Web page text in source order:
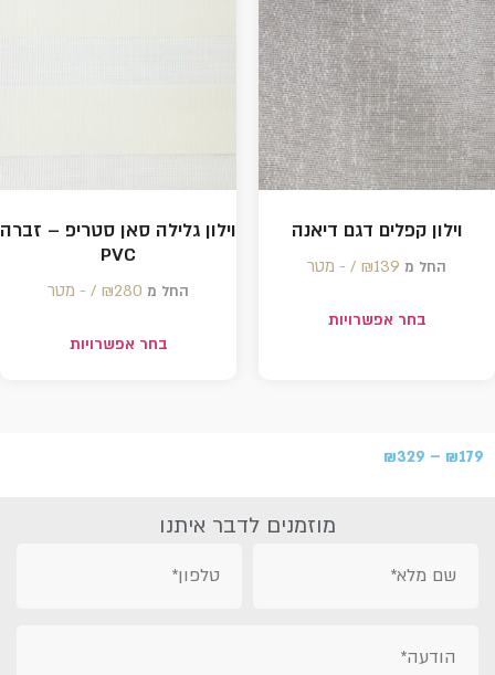
וילון קפלים דגם דיאנה
החל מ ₪139 /‏‏‎ ‎- מטר
בחר אפשרויות
וילון גלילה סאן סטריפ – זברה
PVC
החל מ ₪280 /‏‏‎ ‎- מטר
בחר אפשרויות
₪179
–
₪329
מוזמנים לדבר איתנו